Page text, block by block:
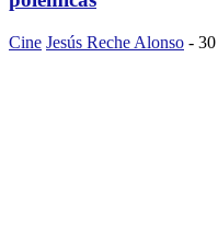
Cine Jesús Reche Alonso -